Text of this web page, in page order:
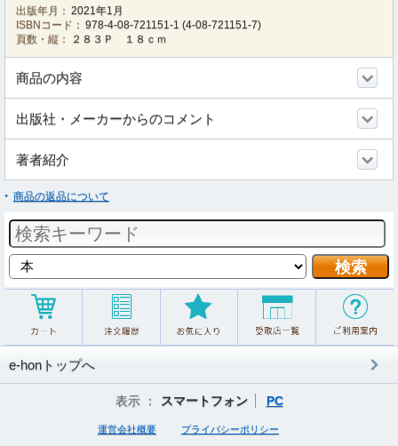
出版年月： 2021年1月
ISBNコード： 978-4-08-721151-1 (4-08-721151-7)
頁数・縦：
２８３Ｐ １８ｃｍ
商品の内容
出版社・メーカーからのコメント
著者紹介
商品の返品について
e-honトップへ
表示 ： スマートフォン PC
運営会社概要 プライバシーポリシー